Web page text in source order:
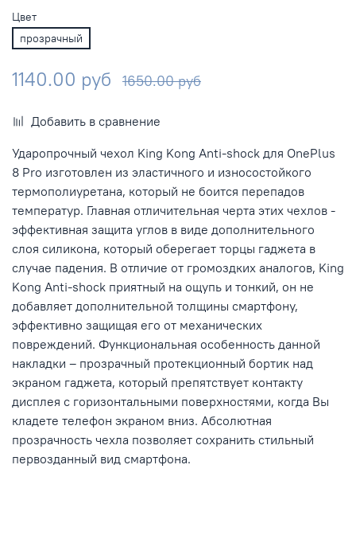
Цвет
прозрачный
1140.00 руб 1650.00 руб
Добавить в сравнение
Ударопрочный чехол King Kong Anti-shock для OnePlus
8 Pro изготовлен из эластичного и износостойкого
термополиуретана, который не боится перепадов
температур. Главная отличительная черта этих чехлов -
эффективная защита углов в виде дополнительного
слоя силикона, который оберегает торцы гаджета в
случае падения. В отличие от громоздких аналогов, King
Kong Anti-shock приятный на ощупь и тонкий, он не
добавляет дополнительной толщины смартфону,
эффективно защищая его от механических
повреждений. Функциональная особенность данной
накладки – прозрачный протекционный бортик над
экраном гаджета, который препятствует контакту
дисплея с горизонтальными поверхностями, когда Вы
кладете телефон экраном вниз. Абсолютная
прозрачность чехла позволяет сохранить стильный
первозданный вид смартфона.